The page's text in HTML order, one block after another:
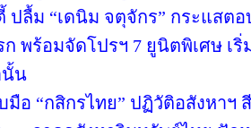
ลื้ม “เดนิม จตุจักร” กระแสตอ
พร้อมจัดโปรฯ 7 ยูนิตพิเศษ เริ่
นั้น
มือ “กสิกรไทย” ปฏิวัติอสังหาฯ